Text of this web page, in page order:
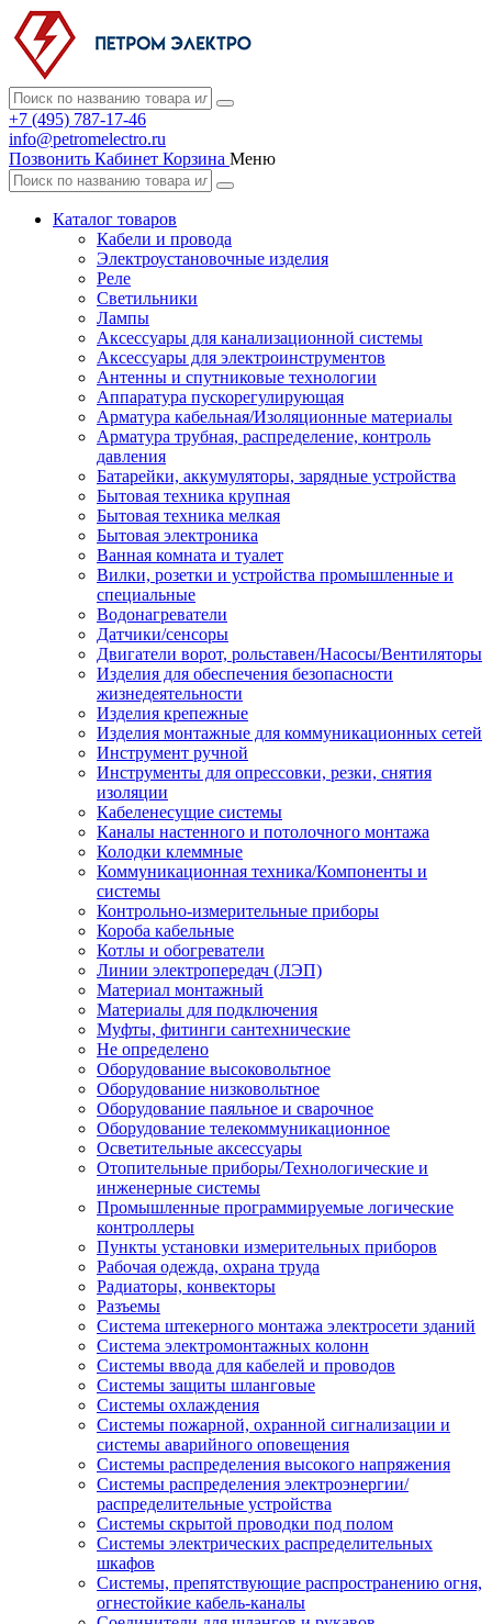
+7 (495) 787-17-46
info@petromelectro.ru
Позвонить Кабинет Корзина Меню
Каталог товаров
Кабели и провода
Электроустановочные изделия
Реле
Светильники
Лампы
Аксессуары для канализационной системы
Аксессуары для электроинструментов
Антенны и спутниковые технологии
Аппаратура пускорегулирующая
Арматура кабельная/Изоляционные материалы
Арматура трубная, распределение, контроль
давления
Батарейки, аккумуляторы, зарядные устройства
Бытовая техника крупная
Бытовая техника мелкая
Бытовая электроника
Ванная комната и туалет
Вилки, розетки и устройства промышленные и
специальные
Водонагреватели
Датчики/сенсоры
Двигатели ворот, рольставен/Насосы/Вентиляторы
Изделия для обеспечения безопасности
жизнедеятельности
Изделия крепежные
Изделия монтажные для коммуникационных сетей
Инструмент ручной
Инструменты для опрессовки, резки, снятия
изоляции
Кабеленесущие системы
Каналы настенного и потолочного монтажа
Колодки клеммные
Коммуникационная техника/Компоненты и
системы
Контрольно-измерительные приборы
Короба кабельные
Котлы и обогреватели
Линии электропередач (ЛЭП)
Материал монтажный
Материалы для подключения
Муфты, фитинги сантехнические
Не определено
Оборудование высоковольтное
Оборудование низковольтное
Оборудование паяльное и сварочное
Оборудование телекоммуникационное
Осветительные аксессуары
Отопительные приборы/Технологические и
инженерные системы
Промышленные программируемые логические
контроллеры
Пункты установки измерительных приборов
Рабочая одежда, охрана труда
Радиаторы, конвекторы
Разъемы
Система штекерного монтажа электросети зданий
Система электромонтажных колонн
Системы ввода для кабелей и проводов
Системы защиты шланговые
Системы охлаждения
Системы пожарной, охранной сигнализации и
системы аварийного оповещения
Системы распределения высокого напряжения
Системы распределения электроэнергии/
распределительные устройства
Системы скрытой проводки под полом
Системы электрических распределительных
шкафов
Системы, препятствующие распространению огня,
огнестойкие кабель-каналы